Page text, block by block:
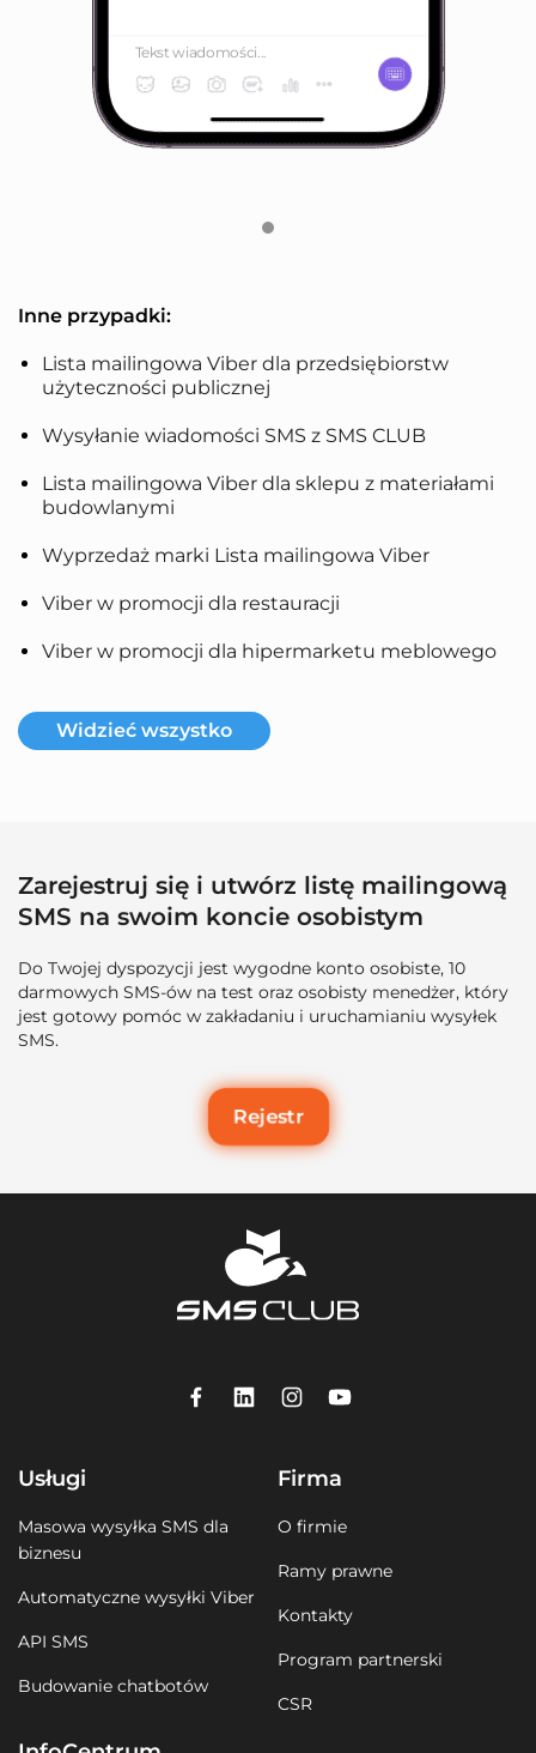
Tekst wiadomości...
Inne przypadki:
Lista mailingowa Viber dla przedsiębiorstw
użyteczności publicznej
Wysyłanie wiadomości SMS z SMS CLUB
Lista mailingowa Viber dla sklepu z materiałami
budowlanymi
Wyprzedaż marki Lista mailingowa Viber
Viber w promocji dla restauracji
Viber w promocji dla hipermarketu meblowego
Widzieć wszystko
Zarejestruj się i utwórz listę mailingową
SMS na swoim koncie osobistym
Do Twojej dyspozycji jest wygodne konto osobiste, 10
darmowych SMS-ów na test oraz osobisty menedżer, który
jest gotowy pomóc w zakładaniu i uruchamianiu wysyłek
SMS.
Rejestr
Usługi
Masowa wysyłka SMS dla
biznesu
Automatyczne wysyłki Viber
API SMS
Budowanie chatbotów
Firma
O firmie
Ramy prawne
Kontakty
Program partnerski
CSR